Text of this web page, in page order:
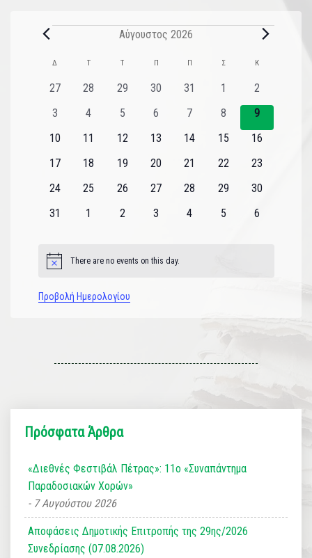
Αύγουστος 2026
Ημερολόγιο
του
Εκδηλώσεις
Δ Τ Τ Π Π Σ Κ
0
27
0
28
0
29
0
30
0
31
0
εκδηλώσεις
1
0
εκδηλώσεις
2
0
3
0
4
0
5
0
6
0
εκδηλώσεις
7
0
εκδηλώσεις
8
0
εκδηλώσεις
9
0
10
0
11
0
12
0
13
0
14
0
15
0
16
0
17
0
18
0
19
0
20
0
21
0
22
0
23
0
24
0
25
0
26
0
27
0
28
0
29
0
30
0
31
0
1
0
2
0
3
0
4
0
5
0
6
Notice There are no events on this day.
Προβολή Ημερολογίου
Πρόσφατα Άρθρα
«Διεθνές Φεστιβάλ Πέτρας»: 11ο «Συναπάντημα
Παραδοσιακών Χορών»
7 Αυγούστου 2026
Αποφάσεις Δημοτικής Επιτροπής της 29ης/2026
Συνεδρίασης (07.08.2026)